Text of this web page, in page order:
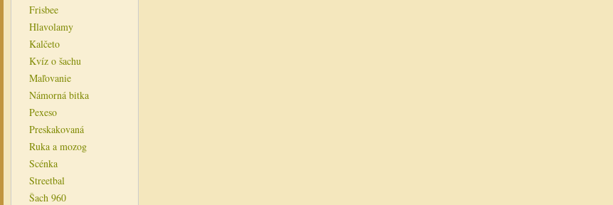
Frisbee
Hlavolamy
Kalčeto
Kvíz o šachu
Maľovanie
Námorná bitka
Pexeso
Preskakovaná
Ruka a mozog
Scénka
Streetbal
Šach 960